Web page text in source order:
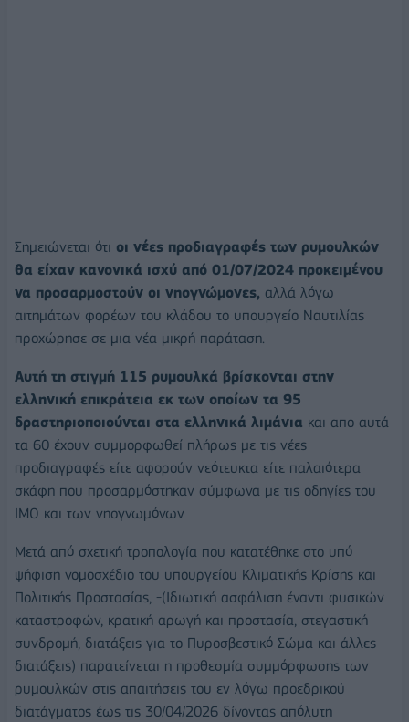
Σημειώνεται ότι οι νέες προδιαγραφές των ρυμουλκών
θα είχαν κανονικά ισχύ από 01/07/2024 προκειμένου
να προσαρμοστούν οι νηογνώμονες, αλλά λόγω
αιτημάτων φορέων του κλάδου το υπουργείο Ναυτιλίας
προχώρησε σε μια νέα μικρή παράταση.
Αυτή τη στιγμή 115 ρυμουλκά βρίσκονται στην
ελληνική επικράτεια εκ των οποίων τα 95
δραστηριοποιούνται στα ελληνικά λιμάνια και απο αυτά
τα 60 έχουν συμμορφωθεί πλήρως με τις νέες
προδιαγραφές είτε αφορούν νεότευκτα είτε παλαιότερα
σκάφη που προσαρμόστηκαν σύμφωνα με τις οδηγίες του
ΙΜΟ και των νηογνωμόνων
Μετά από σχετική τροπολογία που κατατέθηκε στο υπό
ψήφιση νομοσχέδιο του υπουργείου Κλιματικής Κρίσης και
Πολιτικής Προστασίας, -(Ιδιωτική ασφάλιση έναντι φυσικών
καταστροφών, κρατική αρωγή και προστασία, στεγαστική
συνδροµή, διατάξεις για το Πυροσβεστικό Σώµα και άλλες
διατάξεις) παρατείνεται η προθεσμία συμμόρφωσης των
ρυμουλκών στις απαιτήσεις του εν λόγω προεδρικού
διατάγματος έως τις 30/04/2026 δίνοντας απόλυτη